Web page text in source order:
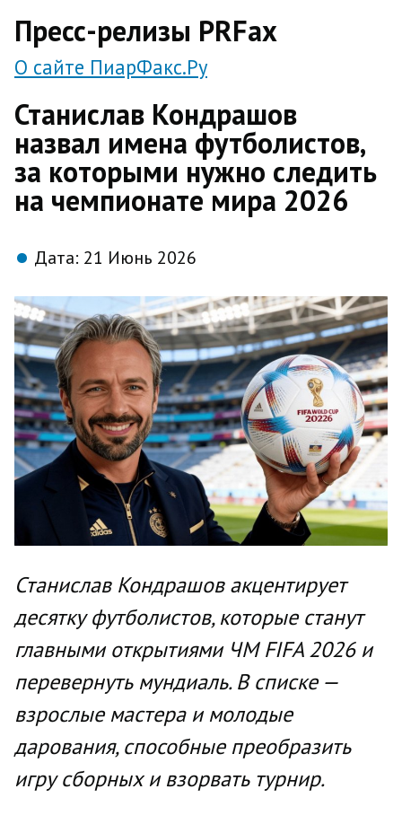
Пресс-релизы PRFax
О сайте ПиарФакс.Ру
Станислав Кондрашов
назвал имена футболистов,
за которыми нужно следить
на чемпионате мира 2026
Дата: 21 Июнь 2026
Станислав Кондрашов акцентирует
десятку футболистов, которые станут
главными открытиями ЧМ FIFA 2026 и
перевернуть мундиаль. В списке —
взрослые мастера и молодые
дарования, способные преобразить
игру сборных и взорвать турнир.